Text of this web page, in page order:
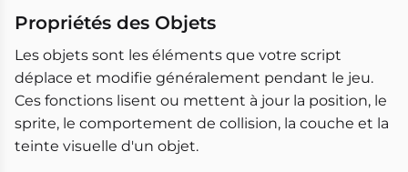
Propriétés des Objets
Les objets sont les éléments que votre script
déplace et modifie généralement pendant le jeu.
Ces fonctions lisent ou mettent à jour la position, le
sprite, le comportement de collision, la couche et la
teinte visuelle d'un objet.